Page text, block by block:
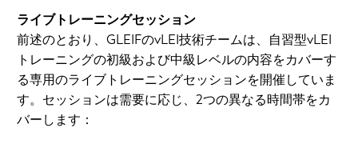
ライブトレーニングセッション
前述のとおり、GLEIFのvLEI技術チームは、自習型vLEI
トレーニングの初級および中級レベルの内容をカバーす
る専用のライブトレーニングセッションを開催していま
す。セッションは需要に応じ、2つの異なる時間帯をカ
バーします：